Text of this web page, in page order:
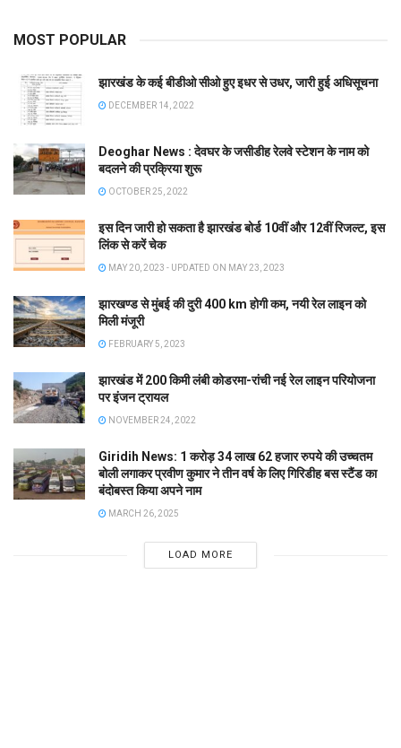
MOST POPULAR
झारखंड के कई बीडीओ सीओ हुए इधर से उधर, जारी हुई अधिसूचना
DECEMBER 14, 2022
Deoghar News : देवघर के जसीडीह रेलवे स्टेशन के नाम को
बदलने की प्रक्रिया शुरू
OCTOBER 25, 2022
इस दिन जारी हो सकता है झारखंड बोर्ड 10वीं और 12वीं रिजल्ट, इस
लिंक से करें चेक
MAY 20, 2023 - UPDATED ON MAY 23, 2023
झारखण्ड से मुंबई की दुरी 400 km होगी कम, नयी रेल लाइन को
मिली मंजूरी
FEBRUARY 5, 2023
झारखंड में 200 किमी लंबी कोडरमा-रांची नई रेल लाइन परियोजना
पर इंजन ट्रायल
NOVEMBER 24, 2022
Giridih News: 1 करोड़ 34 लाख 62 हजार रुपये की उच्चतम
बोली लगाकर प्रवीण कुमार ने तीन वर्ष के लिए गिरिडीह बस स्टैंड का
बंदोबस्त किया अपने नाम
MARCH 26, 2025
LOAD MORE